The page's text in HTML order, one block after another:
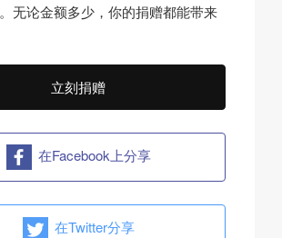
无论金额多少，你的捐赠都能带来
立刻捐赠
在Facebook上分享
在Twitter分享